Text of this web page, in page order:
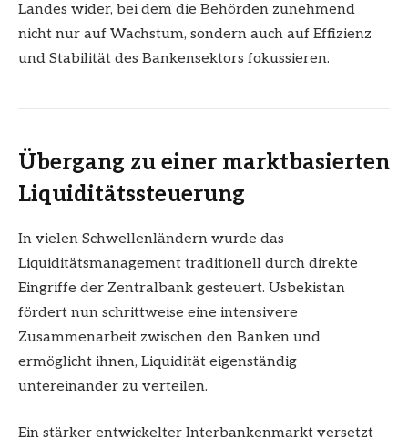
Landes wider, bei dem die Behörden zunehmend
nicht nur auf Wachstum, sondern auch auf Effizienz
und Stabilität des Bankensektors fokussieren.
Übergang zu einer marktbasierten
Liquiditätssteuerung
In vielen Schwellenländern wurde das
Liquiditätsmanagement traditionell durch direkte
Eingriffe der Zentralbank gesteuert. Usbekistan
fördert nun schrittweise eine intensivere
Zusammenarbeit zwischen den Banken und
ermöglicht ihnen, Liquidität eigenständig
untereinander zu verteilen.
Ein stärker entwickelter Interbankenmarkt versetzt